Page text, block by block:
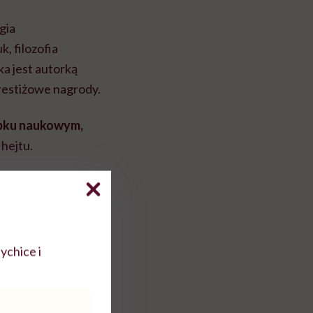
filozofia
jest autorką
nagrody.
naukowym,
hejtu.
oraz jej
UAM.
i